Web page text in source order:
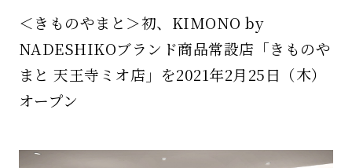
＜きものやまと＞初、KIMONO by
NADESHIKOブランド商品常設店「きものや
まと 天王寺ミオ店」を2021年2月25日（木）
オープン